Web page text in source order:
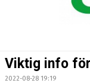
TRUPPEN
Viktig info
2022-08-28 19:19